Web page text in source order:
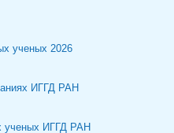
ученых 2026
ИГГД РАН
ученых ИГГД РАН